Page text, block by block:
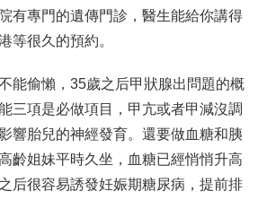
有專門的遺傳門診，醫生能給你講得
等很久的預約。
能偷懶，35歲之后甲狀腺出問題的概
三項是必做項目，甲亢或者甲減沒調
響胎兒的神經發育。還要做血糖和胰
齡姐妹平時久坐，血糖已經悄悄升高
后很容易誘發妊娠期糖尿病，提前排